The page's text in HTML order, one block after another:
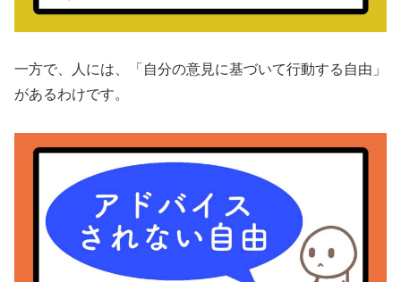
一方で、人には、「自分の意見に基づいて行動する自由」
があるわけです。